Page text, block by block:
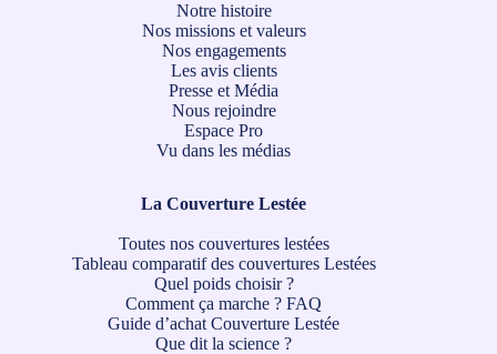
Notre histoire
Nos missions et valeurs
Nos engagements
Les avis clients
Presse et Média
Nous rejoindre
Espace Pro
Vu dans les médias
La Couverture Lestée
Toutes nos couvertures lestées
Tableau comparatif des couvertures Lestées
Quel poids choisir ?
Comment ça marche ? FAQ
Guide d’achat Couverture Lestée
Que dit la science ?